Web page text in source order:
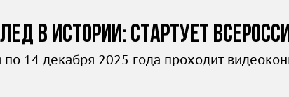
в истории: стартует
по 14 декабря 2025 года проходит